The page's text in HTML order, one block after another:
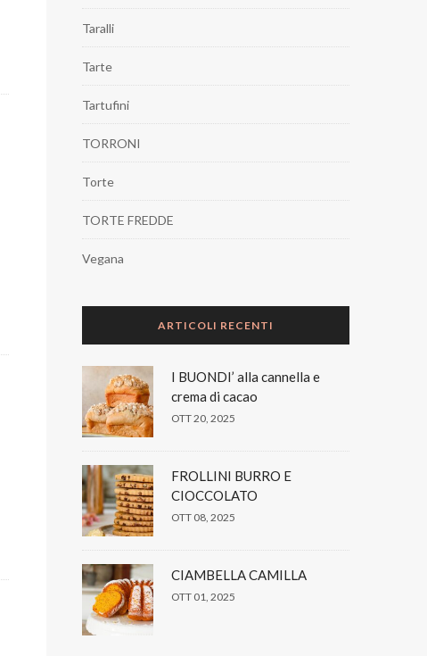
Taralli
Tarte
Tartufini
TORRONI
Torte
TORTE FREDDE
Vegana
ARTICOLI RECENTI
I BUONDI’ alla cannella e
crema di cacao
OTT 20, 2025
FROLLINI BURRO E
CIOCCOLATO
OTT 08, 2025
CIAMBELLA CAMILLA
OTT 01, 2025